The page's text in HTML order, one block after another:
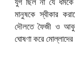
মানুষকে স্বীকার
দৌলতে ফৈজী ও আবুল
ঘোষণা করে